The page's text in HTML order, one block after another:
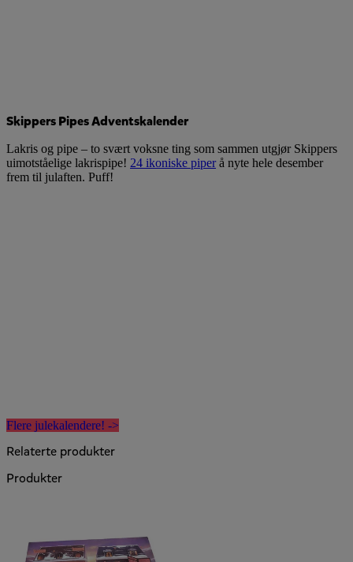
Skippers Pipes Adventskalender
Lakris og pipe – to svært voksne ting som sammen utgjør Skippers
uimotståelige lakrispipe! 24 ikoniske piperå nyte hele desember
frem til julaften. Puff!
Flere julekalendere! ->
Relaterte produkter
Produkter